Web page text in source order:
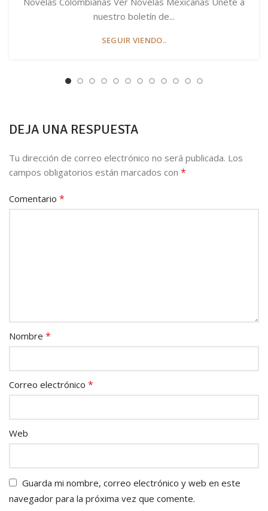
nuestro boletín de...
SEGUIR VIENDO..
DEJA UNA RESPUESTA
Tu dirección de correo electrónico no será publicada. Los
campos obligatorios están marcados con *
Comentario *
Nombre *
Correo electrónico *
Web
Guarda mi nombre, correo electrónico y web en este
navegador para la próxima vez que comente.